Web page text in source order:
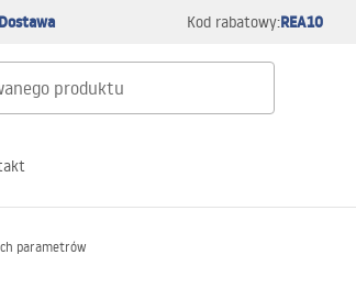
Kod rabatowy:REA10
parametrów